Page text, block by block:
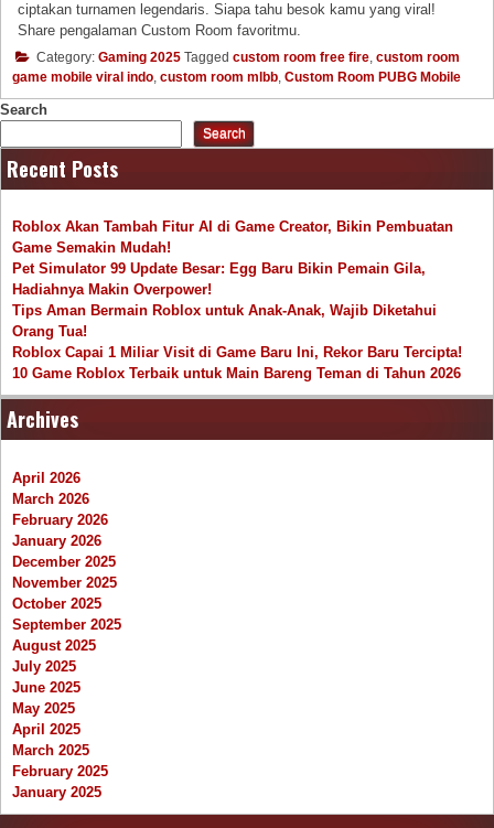
ciptakan turnamen legendaris. Siapa tahu besok kamu yang viral!
Share pengalaman Custom Room favoritmu.
Category: Gaming 2025 Tagged custom room free fire custom room
game mobile viral indo custom room mlbb Custom Room PUBG Mobile
Search
Search
Recent Posts
Roblox Akan Tambah Fitur AI di Game Creator, Bikin Pembuatan
Game Semakin Mudah!
Pet Simulator 99 Update Besar: Egg Baru Bikin Pemain Gila,
Hadiahnya Makin Overpower!
Tips Aman Bermain Roblox untuk Anak-Anak, Wajib Diketahui
Orang Tua!
Roblox Capai 1 Miliar Visit di Game Baru Ini, Rekor Baru Tercipta!
10 Game Roblox Terbaik untuk Main Bareng Teman di Tahun 2026
Archives
April 2026
March 2026
February 2026
January 2026
December 2025
November 2025
October 2025
September 2025
August 2025
July 2025
June 2025
May 2025
April 2025
March 2025
February 2025
January 2025